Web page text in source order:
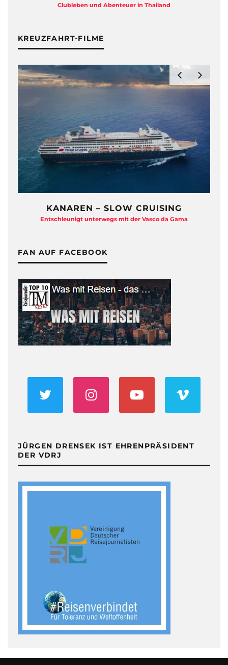
Clubleben und Abenteuer in Thailand
KREUZFAHRT-FILME
KANAREN – SLOW CRUISING
Entschleunigt unterwegs mit der Vasco da Gama
FAN AUF FACEBOOK
JÜRGEN DRENSEK IST EHRENPRÄSIDENT
DER VDRJ